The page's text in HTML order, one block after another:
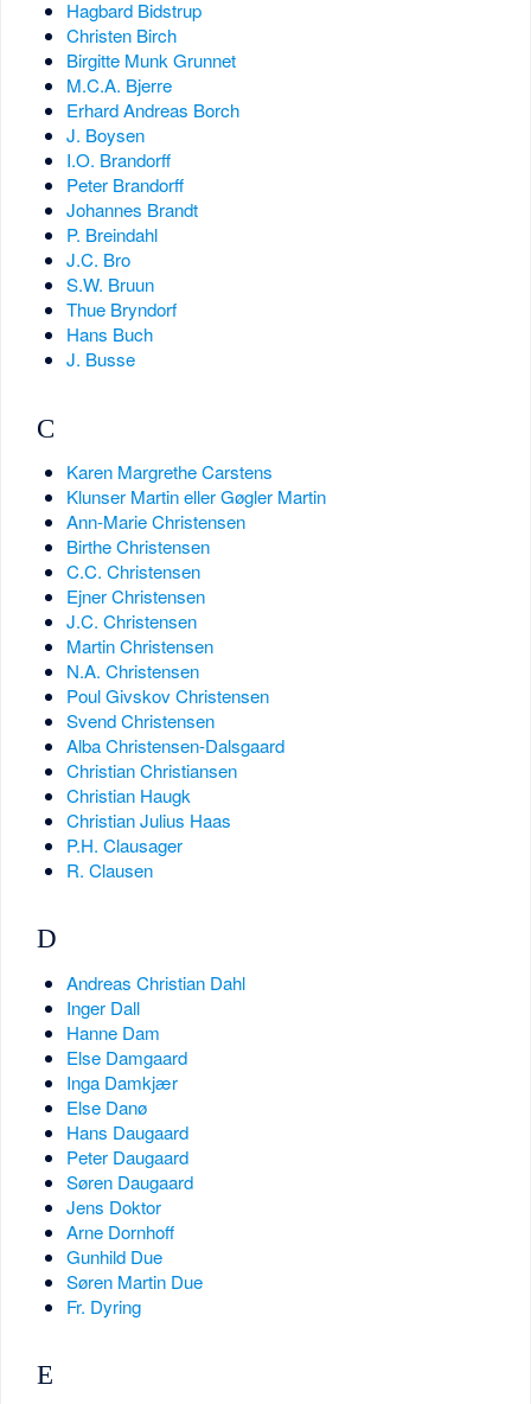
Hagbard Bidstrup
Christen Birch
Birgitte Munk Grunnet
M.C.A. Bjerre
Erhard Andreas Borch
J. Boysen
I.O. Brandorff
Peter Brandorff
Johannes Brandt
P. Breindahl
J.C. Bro
S.W. Bruun
Thue Bryndorf
Hans Buch
J. Busse
C
Karen Margrethe Carstens
Klunser Martin eller Gøgler Martin
Ann-Marie Christensen
Birthe Christensen
C.C. Christensen
Ejner Christensen
J.C. Christensen
Martin Christensen
N.A. Christensen
Poul Givskov Christensen
Svend Christensen
Alba Christensen-Dalsgaard
Christian Christiansen
Christian Haugk
Christian Julius Haas
P.H. Clausager
R. Clausen
D
Andreas Christian Dahl
Inger Dall
Hanne Dam
Else Damgaard
Inga Damkjær
Else Danø
Hans Daugaard
Peter Daugaard
Søren Daugaard
Jens Doktor
Arne Dornhoff
Gunhild Due
Søren Martin Due
Fr. Dyring
E